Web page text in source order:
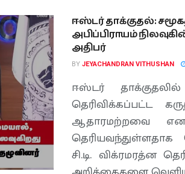
ஈஸ்டர் தாக்குதல்:
அபிப்பிராயம்
அதிபர்
BY JEYACHANDRAN VITHUSHAN
ஈஸ்டர்
தெரிவிக்கப்பட்ட
ஆதாரமற்றவை
சி.டி. விக்ரமரத்ன